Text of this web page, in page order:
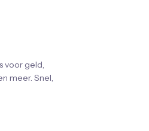
voor geld,
meer. Snel,